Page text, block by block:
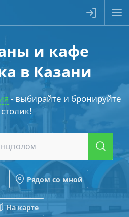
и кафе
в Казани
- выбирайте и бронируйте
столик!
Рядом со мной
На карте